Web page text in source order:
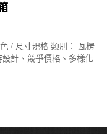
/ 尺寸規格 類別： 瓦楞
計、競爭價格、多樣化